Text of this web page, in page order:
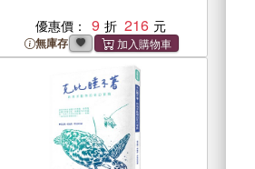
優惠價： 9 216
無庫存